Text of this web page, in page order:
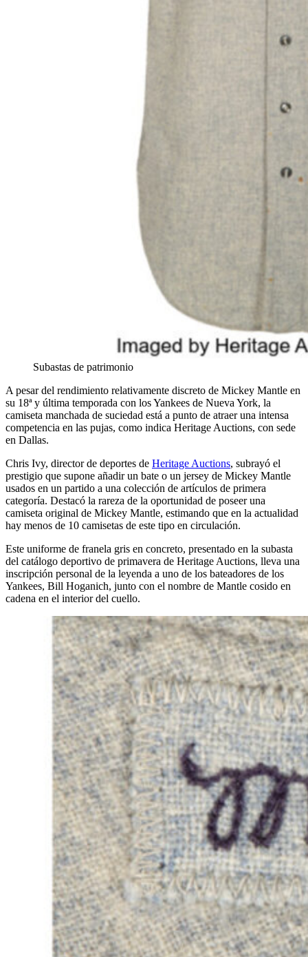
Subastas de patrimonio
A pesar del rendimiento relativamente discreto de Mickey Mantle en
su 18ª y última temporada con los Yankees de Nueva York, la
camiseta manchada de suciedad está a punto de atraer una intensa
competencia en las pujas, como indica Heritage Auctions, con sede
en Dallas.
Chris Ivy, director de deportes de Heritage Auctions, subrayó el
prestigio que supone añadir un bate o un jersey de Mickey Mantle
usados en un partido a una colección de artículos de primera
categoría. Destacó la rareza de la oportunidad de poseer una
camiseta original de Mickey Mantle, estimando que en la actualidad
hay menos de 10 camisetas de este tipo en circulación.
Este uniforme de franela gris en concreto, presentado en la subasta
del catálogo deportivo de primavera de Heritage Auctions, lleva una
inscripción personal de la leyenda a uno de los bateadores de los
Yankees, Bill Hoganich, junto con el nombre de Mantle cosido en
cadena en el interior del cuello.